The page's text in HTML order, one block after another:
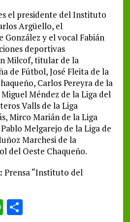
el presidente del Instituto
Argüello, el
González y el vocal Fabián
deportivas
Milcof, titular de la
de Fútbol, José Fleita de la
Carlos Pereyra de la
Méndez de la Liga del
Valls de la Liga
Mirco Marián de la Liga
Melgarejo de la Liga de
Marchesi de la
del Oeste Chaqueño.
Prensa “Instituto del
WS